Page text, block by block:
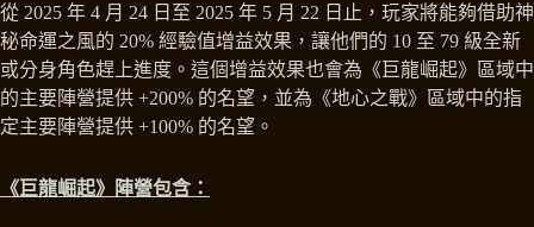
從 2025 年 4 月 24 日至 2025 年 5 月 22 日止，玩家將能夠借助神
秘命運之風的 20% 經驗值增益效果，讓他們的 10 至 79 級全新
或分身角色趕上進度。這個增益效果也會為《巨龍崛起》區域中
的主要陣營提供 +200% 的名望，並為《地心之戰》區域中的指
定主要陣營提供 +100% 的名望。
《巨龍崛起》陣營包含：